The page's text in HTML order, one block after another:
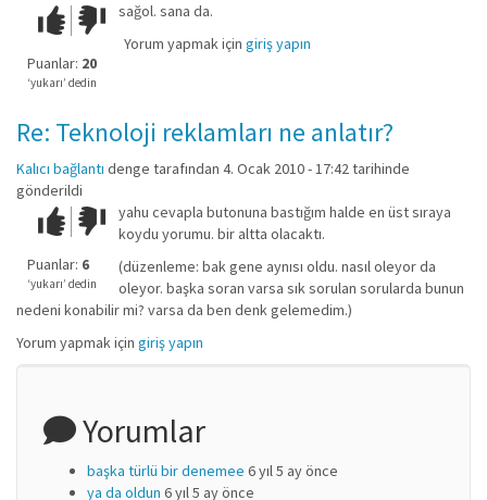
Çok iyi!O
kadar
iyi
değil!
Puanlar: 20
‘yukarı’ dedin
sağol. sana da.
Yorum yapmak için giriş yapın
Re: Teknoloji reklamları ne anlatır?
Kalıcı bağlantı denge tarafından 4. Ocak 2010 - 17:42 tarihinde
gönderildi
Çok iyi!O
kadar
iyi
değil!
Puanlar: 6
‘yukarı’ dedin
yahu cevapla butonuna bastığım halde en üst sıraya
koydu yorumu. bir altta olacaktı.
(düzenleme: bak gene aynısı oldu. nasıl oleyor da
oleyor. başka soran varsa sık sorulan sorularda bunun
nedeni konabilir mi? varsa da ben denk gelemedim.)
Yorum yapmak için giriş yapın
Yorumlar
başka türlü bir denemee 6 yıl 5 ay önce
ya da oldun 6 yıl 5 ay önce